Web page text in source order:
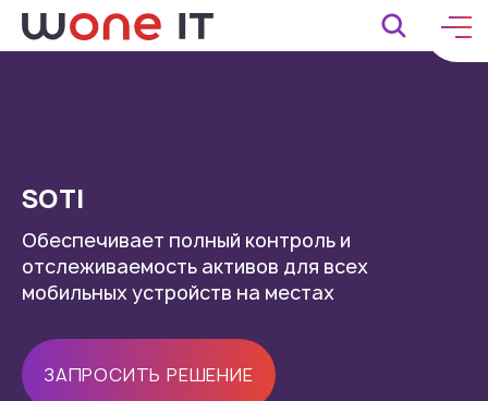
SOTI
Обеспечивает полный контроль и
отслеживаемость активов для всех
мобильных устройств на местах
ЗАПРОСИТЬ РЕШЕНИЕ